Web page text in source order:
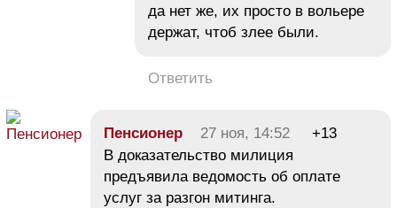
да нет же, их просто в вольере
держат, чтоб злее были.
Ответить
Пeнсионеp 27 ноя, 14:52
+13
В доказательство милиция
предъявила ведомость об оплате
услуг за разгон митинга.